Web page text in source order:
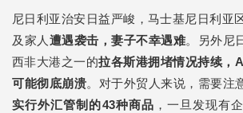
尼日利亚治安日益严峻，马士基尼日利亚
及家人 遭遇袭击，妻子不幸遇难。另外尼
西非大港之一的拉各斯港拥堵情况持续，
可能彻底崩溃。对于外贸人来说，需要注
实行外汇管制的43种商品 ，一旦发现有